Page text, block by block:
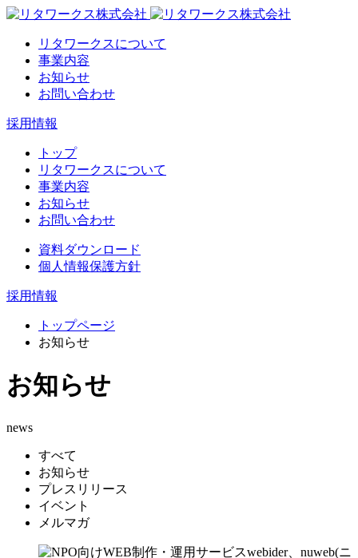
リタワークスについて
事業内容
お知らせ
お問い合わせ
採用情報
トップ
リタワークスについて
事業内容
お知らせ
お問い合わせ
資料ダウンロード
個人情報保護方針
採用情報
トップページ
お知らせ
お知らせ
news
すべて
お知らせ
プレスリリース
イベント
メルマガ